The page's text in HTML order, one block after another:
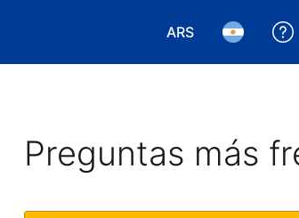
ARS
Elegir la moneda.
Elegir el
Preguntas más